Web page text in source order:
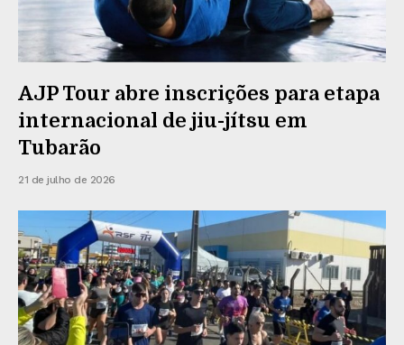
AJP Tour abre inscrições para etapa
internacional de jiu-jítsu em
Tubarão
21 de julho de 2026